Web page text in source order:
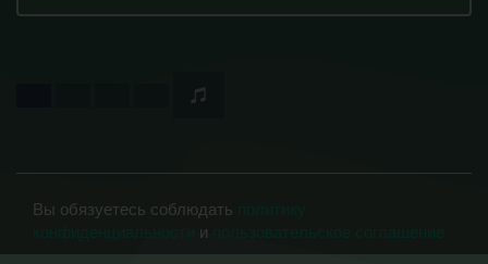
Вы обязуетесь соблюдать
и